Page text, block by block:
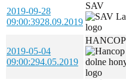
2019-09-28
09:00:3928.09.2019
SAV
2019-05-04
09:00:294.05.2019
HANCOP